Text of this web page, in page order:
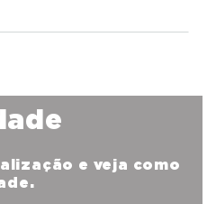
e veja como